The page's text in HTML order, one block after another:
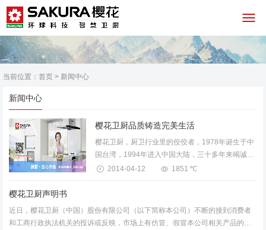
当前位置： 首页 > 新闻中心
新闻中心
樱花卫厨品质铸造完美生活
樱花卫厨，厨卫行业里的佼佼者，1978年诞生于中
国台湾，1994年进入中国大陆，三十多年来竭诚为
广大消费者服务，生产出了优秀的“樱花”吸油烟机、
燃气灶、消毒柜、燃气热水器、电热...
2014-04-12 1851 ℃
樱花卫厨声明书
近日，樱花卫厨（中国）股份有限公司（以下简称本公司）不断的接到消费者
和工商行政执法机关的投诉或反映，市场上有仿冒、假冒本公司相关产品的情